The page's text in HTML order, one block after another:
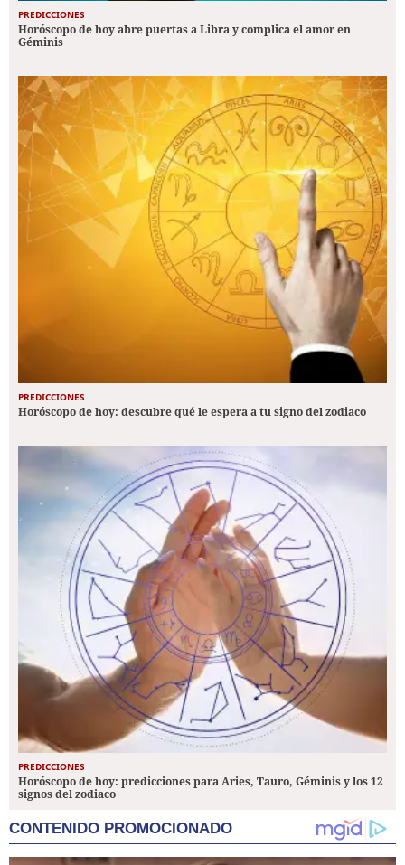
PREDICCIONES
Horóscopo de hoy abre puertas a Libra y complica el amor en
Géminis
PREDICCIONES
Horóscopo de hoy: descubre qué le espera a tu signo del zodiaco
PREDICCIONES
Horóscopo de hoy: predicciones para Aries, Tauro, Géminis y los 12
signos del zodiaco
CONTENIDO PROMOCIONADO